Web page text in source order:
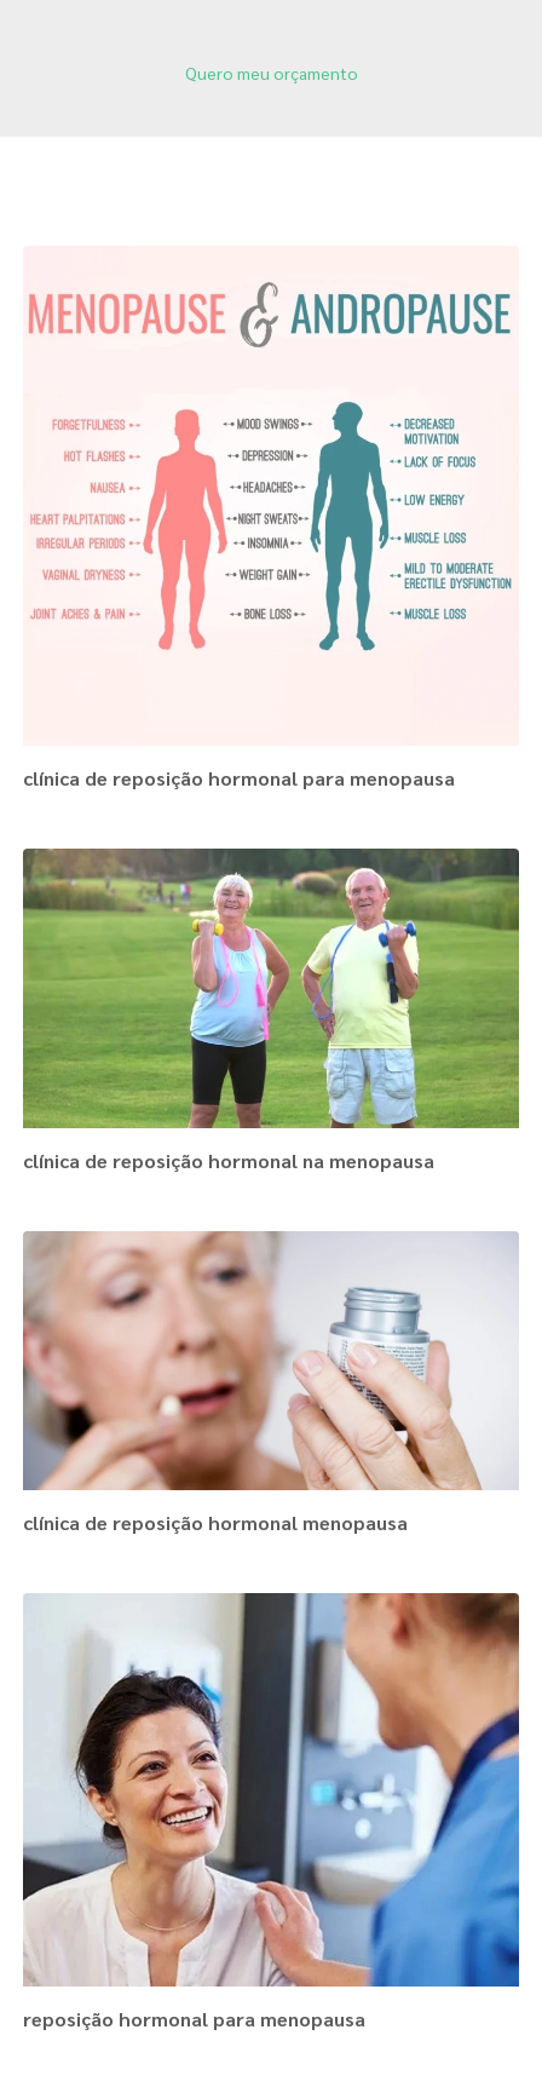
Quero meu orçamento
clínica de reposição hormonal para menopausa
clínica de reposição hormonal na menopausa
clínica de reposição hormonal menopausa
reposição hormonal para menopausa